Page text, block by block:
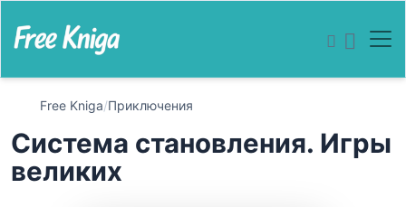
Free Kniga/Приключения
Система становления. Игры
великих